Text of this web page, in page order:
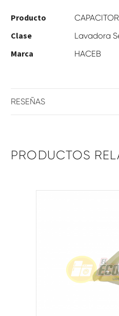
Producto CAPACITOR
Clase Lavadora
Marca HACEB
RESEÑAS
PRODUCTOS